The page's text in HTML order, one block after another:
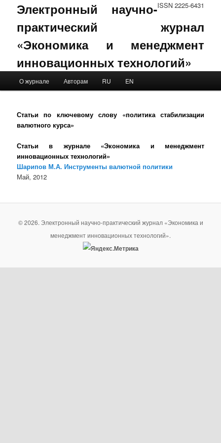
ISSN 2225-6431
Электронный научно-
практический журнал
«Экономика и менеджмент
инновационных технологий»
Skip to primary content
Skip to secondary content
О журнале Авторам RU EN
Статьи по ключевому слову «политика стабилизации
валютного курса»
Статьи в журнале «Экономика и менеджмент
инновационных технологий»
Шарипов М.А. Инструменты валютной политики
Май, 2012
© 2026. Электронный научно-практический журнал «Экономика и
менеджмент инновационных технологий».